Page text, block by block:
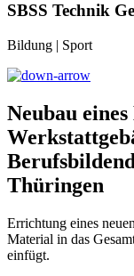
SBSS Technik
Bildung | Sport
Neubau
Thüringen
Errichtung eines
Material in das
einfügt.